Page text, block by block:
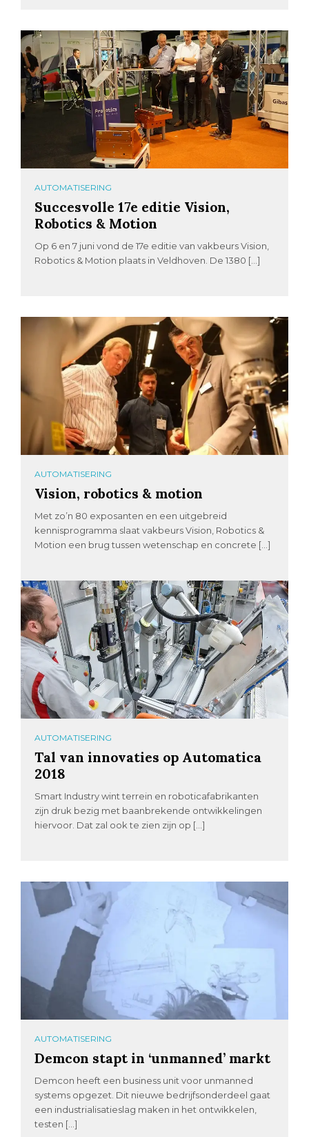
AUTOMATISERING
Succesvolle 17e editie Vision,
Robotics & Motion
Op 6 en 7 juni vond de 17e editie van vakbeurs Vision,
Robotics & Motion plaats in Veldhoven. De 1380 […]
AUTOMATISERING
Vision, robotics & motion
Met zo’n 80 exposanten en een uitgebreid
kennisprogramma slaat vakbeurs Vision, Robotics &
Motion een brug tussen wetenschap en concrete […]
AUTOMATISERING
Tal van innovaties op Automatica
2018
Smart Industry wint terrein en roboticafabrikanten
zijn druk bezig met baanbrekende ontwikkelingen
hiervoor. Dat zal ook te zien zijn op […]
AUTOMATISERING
Demcon stapt in ‘unmanned’ markt
Demcon heeft een business unit voor unmanned
systems opgezet. Dit nieuwe bedrijfsonderdeel gaat
een industrialisatieslag maken in het ontwikkelen,
testen […]